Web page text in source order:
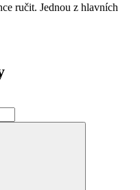
ručit. Jednou z hlavních